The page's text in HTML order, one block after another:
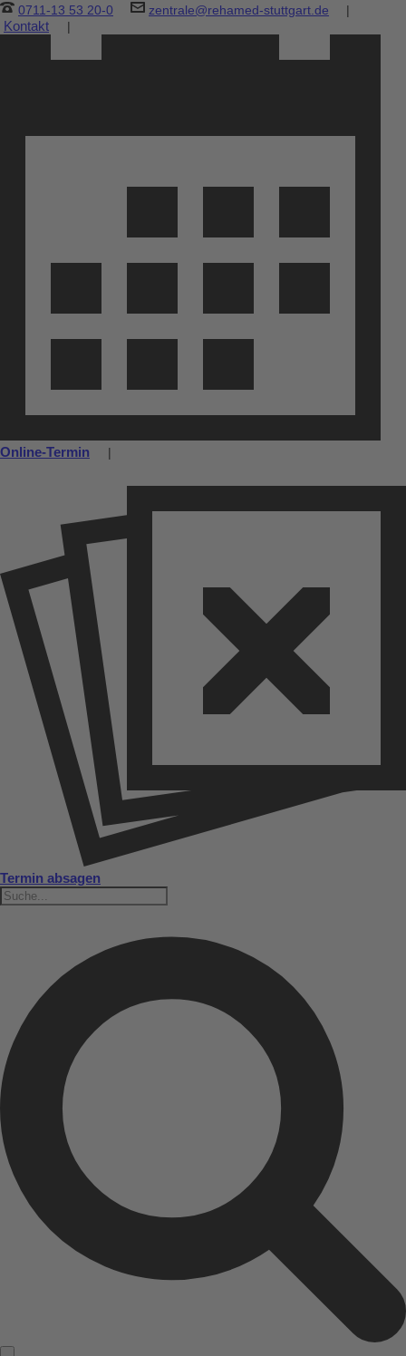
0711-13 53 20-0 zentrale@rehamed-stuttgart.de |
Kontakt |
Online-Termin |
Termin absagen